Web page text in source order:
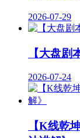
2026-07-29
【大盘剧
2026-07-24
【K线乾